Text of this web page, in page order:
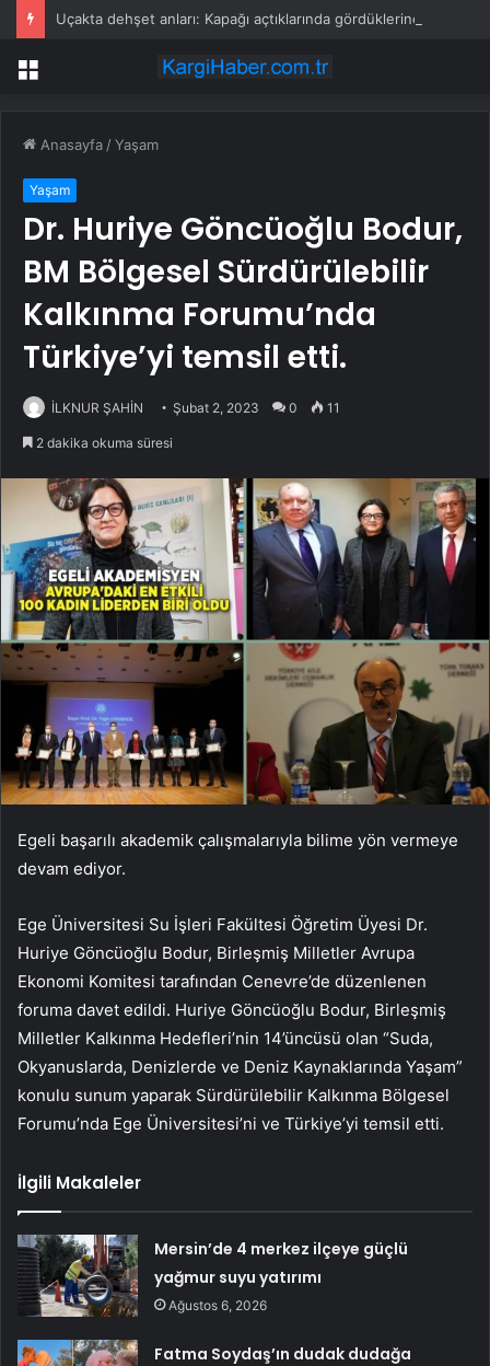
Menü
Anasayfa /Yaşam
Yaşam
Dr. Huriye Göncüoğlu Bodur,
BM Bölgesel Sürdürülebilir
Kalkınma Forumu’nda
Türkiye’yi temsil etti.
İLKNUR ŞAHİN Şubat 2, 2023 0 11
2 dakika okuma süresi
Egeli başarılı akademik çalışmalarıyla bilime yön vermeye
devam ediyor.
Ege Üniversitesi Su İşleri Fakültesi Öğretim Üyesi Dr.
Huriye Göncüoğlu Bodur, Birleşmiş Milletler Avrupa
Ekonomi Komitesi tarafından Cenevre’de düzenlenen
foruma davet edildi. Huriye Göncüoğlu Bodur, Birleşmiş
Milletler Kalkınma Hedefleri’nin 14’üncüsü olan “Suda,
Okyanuslarda, Denizlerde ve Deniz Kaynaklarında Yaşam”
konulu sunum yaparak Sürdürülebilir Kalkınma Bölgesel
Forumu’nda Ege Üniversitesi’ni ve Türkiye’yi temsil etti.
İlgili Makaleler
Mersin’de 4 merkez ilçeye güçlü
yağmur suyu yatırımı
Ağustos 6, 2026
Fatma Soydaş’ın dudak dudağa